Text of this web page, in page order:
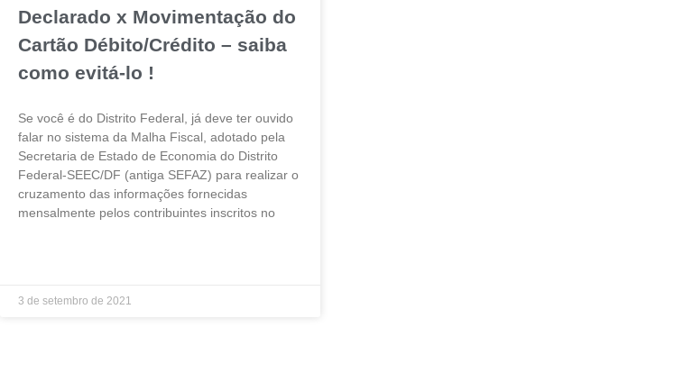
Declarado x Movimentação do
Cartão Débito/Crédito – saiba
como evitá-lo !
Se você é do Distrito Federal, já deve ter ouvido
falar no sistema da Malha Fiscal, adotado pela
Secretaria de Estado de Economia do Distrito
Federal-SEEC/DF (antiga SEFAZ) para realizar o
cruzamento das informações fornecidas
mensalmente pelos contribuintes inscritos no
3 de setembro de 2021